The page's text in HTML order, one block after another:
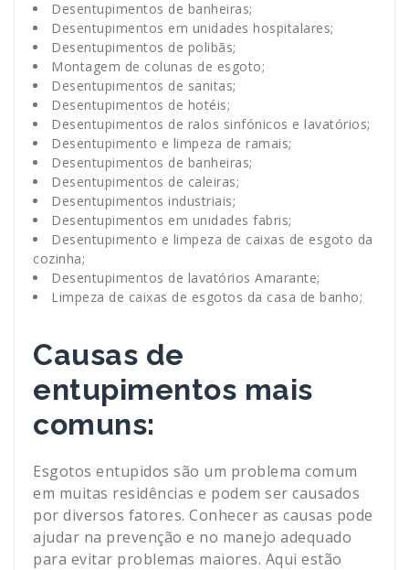
Desentupimentos de banheiras;
Desentupimentos em unidades hospitalares;
Desentupimentos de polibãs;
Montagem de colunas de esgoto;
Desentupimentos de sanitas;
Desentupimentos de hotéis;
Desentupimentos de ralos sinfónicos e lavatórios;
Desentupimento e limpeza de ramais;
Desentupimentos de banheiras;
Desentupimentos de caleiras;
Desentupimentos industriais;
Desentupimentos em unidades fabris;
Desentupimento e limpeza de caixas de esgoto da
cozinha;
Desentupimentos de lavatórios Amarante;
Limpeza de caixas de esgotos da casa de banho;
Causas de
entupimentos mais
comuns:
Esgotos entupidos são um problema comum
em muitas residências e podem ser causados
por diversos fatores. Conhecer as causas pode
ajudar na prevenção e no manejo adequado
para evitar problemas maiores. Aqui estão